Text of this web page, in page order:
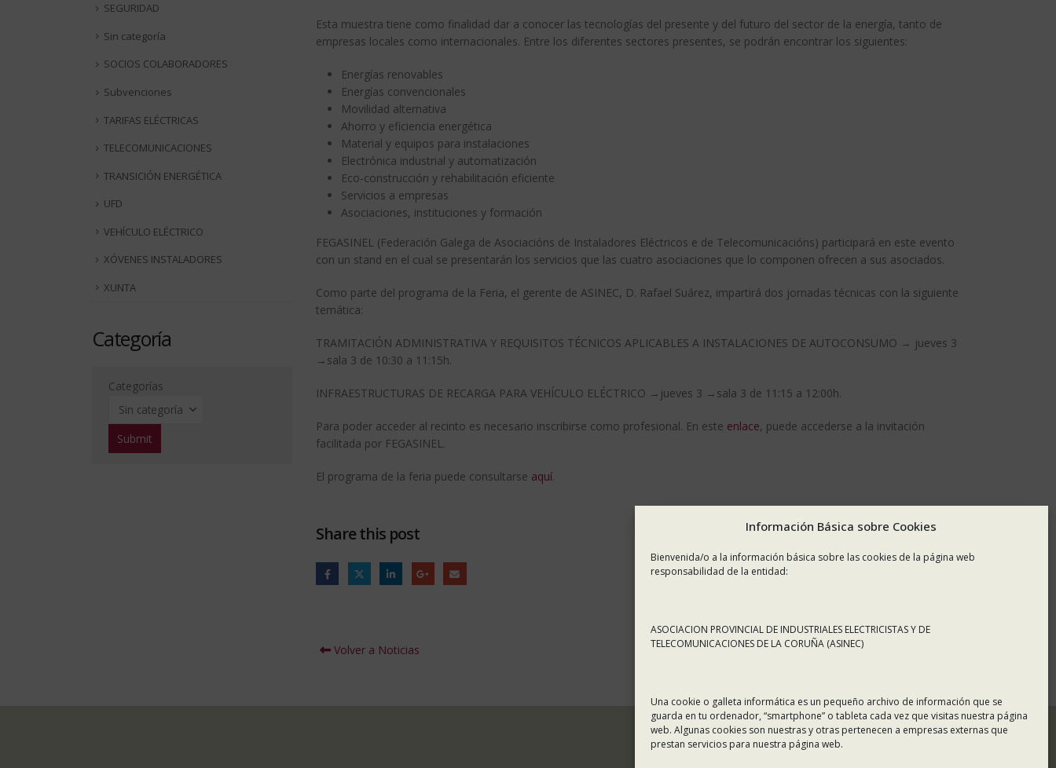
Información Básica sobre Cookies
Bienvenida/o a la información básica sobre las cookies de la página web
responsabilidad de la entidad:
ASOCIACION PROVINCIAL DE INDUSTRIALES ELECTRICISTAS Y DE
TELECOMUNICACIONES DE LA CORUÑA (ASINEC)
Una cookie o galleta informática es un pequeño archivo de información que se
guarda en tu ordenador, “smartphone” o tableta cada vez que visitas nuestra página
web. Algunas cookies son nuestras y otras pertenecen a empresas externas que
prestan servicios para nuestra página web.
Esta muestra tiene como finalidad dar a conocer las tecnologías del presente y del futuro del sector de la energía, tanto de
empresas locales como internacionales. Entre los diferentes sectores presentes, se podrán encontrar los siguientes:
Energías renovables
Energías convencionales
Movilidad alternativa
Ahorro y eficiencia energética
Material y equipos para instalaciones
Electrónica industrial y automatización
Eco-construcción y rehabilitación eficiente
Servicios a empresas
Asociaciones, instituciones y formación
FEGASINEL (Federación Galega de Asociacións de Instaladores Eléctricos e de Telecomunicacións) participará en este evento
con un stand en el cual se presentarán los servicios que las cuatro asociaciones que lo componen ofrecen a sus asociados.
Como parte del programa de la Feria, el gerente de ASINEC, D. Rafael Suárez, impartirá dos jornadas técnicas con la siguiente
temática:
TRAMITACIÓN ADMINISTRATIVA Y REQUISITOS TÉCNICOS APLICABLES A INSTALACIONES DE AUTOCONSUMO → jueves 3
→sala 3 de 10:30 a 11:15h.
INFRAESTRUCTURAS DE RECARGA PARA VEHÍCULO ELÉCTRICO →jueves 3 →sala 3 de 11:15 a 12:00h.
Para poder acceder al recinto es necesario inscribirse como profesional. En este enlace, puede accederse a la invitación
facilitada por FEGASINEL.
El programa de la feria puede consultarse aquí.
Share this post
Volver a Noticias
SEGURIDAD
Sin categoría
SOCIOS COLABORADORES
Subvenciones
TARIFAS ELÉCTRICAS
TELECOMUNICACIONES
TRANSICIÓN ENERGÉTICA
UFD
VEHÍCULO ELÉCTRICO
XÓVENES INSTALADORES
XUNTA
Categoría
Categorías